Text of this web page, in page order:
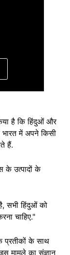
है कि हिंदुओं और
भारत में अपने किसी
हैं.
के उत्पादों के
सभी हिंदुओं को
चाहिए."
प्रतीकों के साथ
मामले का संज्ञान